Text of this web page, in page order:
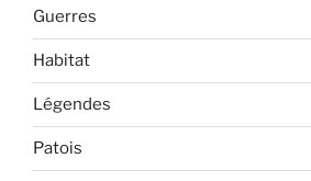
Guerres
Habitat
Légendes
Patois